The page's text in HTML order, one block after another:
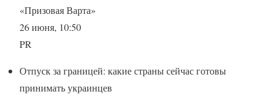
«Призовая Варта»
26 июня, 10:50
PR
Отпуск за границей: какие страны сейчас готовы
принимать украинцев